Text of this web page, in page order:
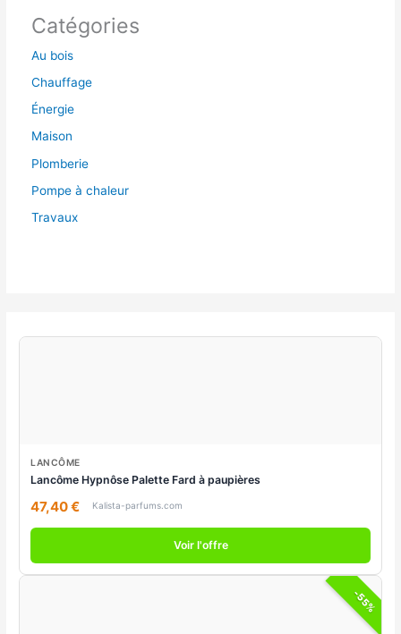
Catégories
Au bois
Chauffage
Énergie
Maison
Plomberie
Pompe à chaleur
Travaux
LANCÔME
Lancôme Hypnôse Palette Fard à paupières
47,40 € Kalista-parfums.com
Voir l'offre
-55%